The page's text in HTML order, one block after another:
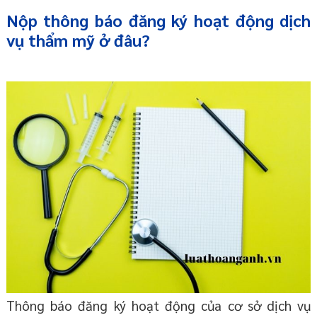
Nộp thông báo đăng ký hoạt động dịch
vụ thẩm mỹ ở đâu?
Thông báo đăng ký hoạt động của cơ sở dịch vụ